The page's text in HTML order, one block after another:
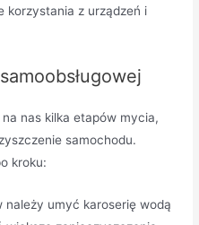
korzystania z urządzeń i
nas kilka etapów mycia,
samochodu.
kroku:
należy umyć karoserię wodą